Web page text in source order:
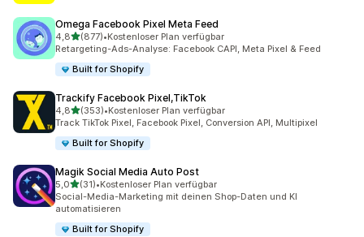
Omega Facebook Pixel Meta Feed
4,8von 5 Sternen
(877)
877 Rezensionen insgesamt
•Kostenloser Plan verfügbar
Retargeting-Ads-Analyse: Facebook CAPI, Meta Pixel & Feed
Built for Shopify
Trackify Facebook Pixel,TikTok
4,8von 5 Sternen
(353)
353 Rezensionen insgesamt
•Kostenloser Plan verfügbar
Track TikTok Pixel, Facebook Pixel, Conversion API, Multipixel
Built for Shopify
Magik Social Media Auto Post
5,0von 5 Sternen
(31)
31 Rezensionen insgesamt
•Kostenloser Plan verfügbar
Social-Media-Marketing mit deinen Shop-Daten und KI
automatisieren
Built for Shopify